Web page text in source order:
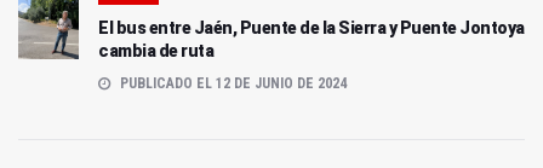
El bus entre Jaén, Puente de la Sierra y Puente Jontoya
cambia de ruta
PUBLICADO EL 12 DE JUNIO DE 2024